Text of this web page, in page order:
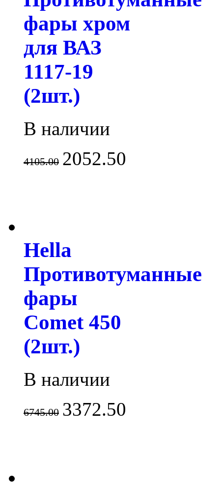
фары хром
для ВАЗ
1117-19
(2шт.)
В наличии
4105.00 2052.50
Hella
Противотуманные
фары
Comet 450
(2шт.)
В наличии
6745.00 3372.50